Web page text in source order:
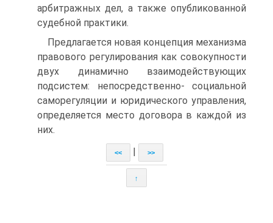
арбитражных дел, а также опубликованной
судебной практики.
Предлагается новая концепция механизма
правового регулирования как совокупности
двух динамично взаимодействующих
подсистем: непосредственно- социальной
саморегуляции и юридического управления,
определяется место договора в каждой из
них.
<< >>
↑